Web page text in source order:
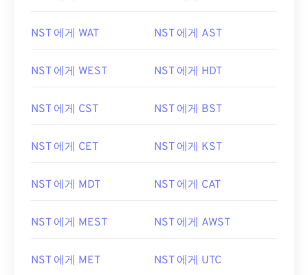
NST 에게 WAT NST 에게 AST
NST 에게 WEST NST 에게 HDT
NST 에게 CST NST 에게 BST
NST 에게 CET NST 에게 KST
NST 에게 MDT NST 에게 CAT
NST 에게 MEST NST 에게 AWST
NST 에게 MET NST 에게 UTC